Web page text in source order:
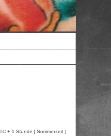
+ 1 Stunde [ Sommerzeit ]